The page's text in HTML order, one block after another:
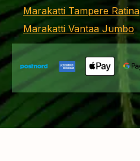
Marakatti Tampere Ratina
Marakatti Vantaa Jumbo